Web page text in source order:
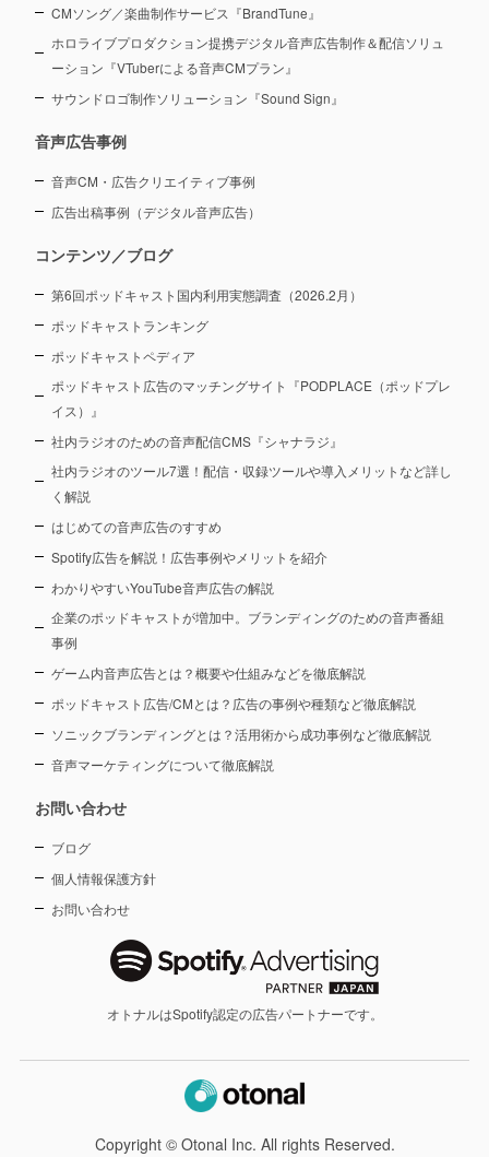
CMソング／楽曲制作サービス『BrandTune』
ホロライブプロダクション提携デジタル音声広告制作＆配信ソリュ
ーション 『VTuberによる音声CMプラン』
サウンドロゴ制作ソリューション『Sound Sign』
音声広告事例
音声CM・広告クリエイティブ事例
広告出稿事例（デジタル音声広告）
コンテンツ／ブログ
第6回ポッドキャスト国内利用実態調査（2026.2月）
ポッドキャストランキング
ポッドキャストペディア
ポッドキャスト広告のマッチングサイト『PODPLACE（ポッドプレ
イス）』
社内ラジオのための音声配信CMS『シャナラジ』
社内ラジオのツール7選！配信・収録ツールや導入メリットなど詳し
く解説
はじめての音声広告のすすめ
Spotify広告を解説！広告事例やメリットを紹介
わかりやすいYouTube音声広告の解説
企業のポッドキャストが増加中。ブランディングのための音声番組
事例
ゲーム内音声広告とは？概要や仕組みなどを徹底解説
ポッドキャスト広告/CMとは？広告の事例や種類など徹底解説
ソニックブランディングとは？活用術から成功事例など徹底解説
音声マーケティングについて徹底解説
お問い合わせ
ブログ
個人情報保護方針
お問い合わせ
オトナルはSpotify認定の広告パートナーです。
Copyright © Otonal Inc. All rights Reserved.